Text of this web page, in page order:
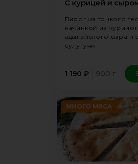
С курицей и
Пирог из тонкого
начинкой из
адыгейского сыра и
сулугуни.
1 190 ₽ 900 г
МНОГО МЯСА